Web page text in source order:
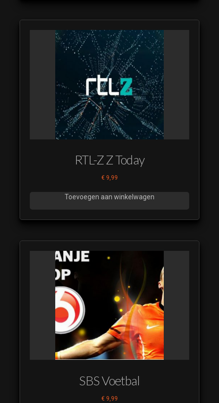
RTL-Z Z Today
€ 9,99
Toevoegen aan winkelwagen
SBS Voetbal
€ 9,99